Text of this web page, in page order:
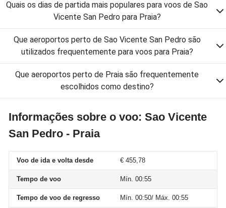
Quais os dias de partida mais populares para voos de Sao
Vicente San Pedro para Praia?
Que aeroportos perto de Sao Vicente San Pedro são
utilizados frequentemente para voos para Praia?
Que aeroportos perto de Praia são frequentemente
escolhidos como destino?
Informações sobre o voo: Sao Vicente
San Pedro - Praia
Voo de ida e volta desde € 455,78
Tempo de voo Mín. 00:55
Tempo de voo de regresso Mín. 00:50/ Máx. 00:55